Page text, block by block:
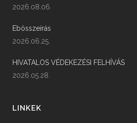
2026.08.06.
Ebösszeírás
2026.06.25.
HIVATALOS VÉDEKEZÉSI FELHÍVÁS
2026.05.28.
LINKEK